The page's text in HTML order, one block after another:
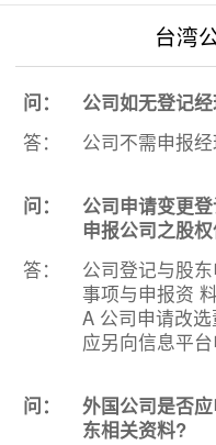
台湾
问：
公司如无登记
答：
公司不需申报经
问：
公司申请变更
申报公司之股
答：
公司登记与股
事项与申报资
A 公司申请改
应另向信息平台
问：
外国公司是否
东相关资料?